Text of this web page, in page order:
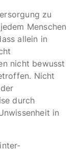
zu
Menschen
allein in
nicht bewusst
Nicht
durch
in